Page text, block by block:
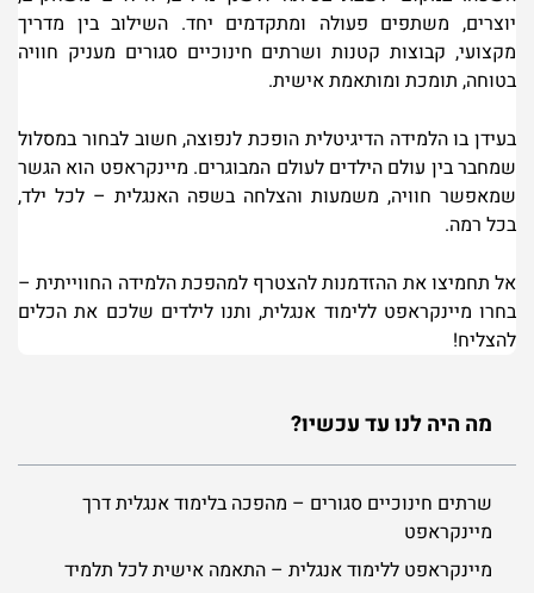
יוצרים, משתפים פעולה ומתקדמים יחד. השילוב בין מדריך
מקצועי, קבוצות קטנות ושרתים חינוכיים סגורים מעניק חוויה
בטוחה, תומכת ומותאמת אישית.
בעידן בו הלמידה הדיגיטלית הופכת לנפוצה, חשוב לבחור במסלול
שמחבר בין עולם הילדים לעולם המבוגרים. מיינקראפט הוא הגשר
שמאפשר חוויה, משמעות והצלחה בשפה האנגלית – לכל ילד,
בכל רמה.
אל תחמיצו את ההזדמנות להצטרף למהפכת הלמידה החווייתית –
בחרו מיינקראפט ללימוד אנגלית, ותנו לילדים שלכם את הכלים
להצליח!
מה היה לנו עד עכשיו?
שרתים חינוכיים סגורים – מהפכה בלימוד אנגלית דרך
מיינקראפט
מיינקראפט ללימוד אנגלית – התאמה אישית לכל תלמיד